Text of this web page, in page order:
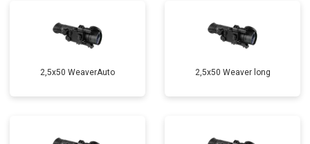
2,5x50 WeaverAuto 2,5x50 Weaver long